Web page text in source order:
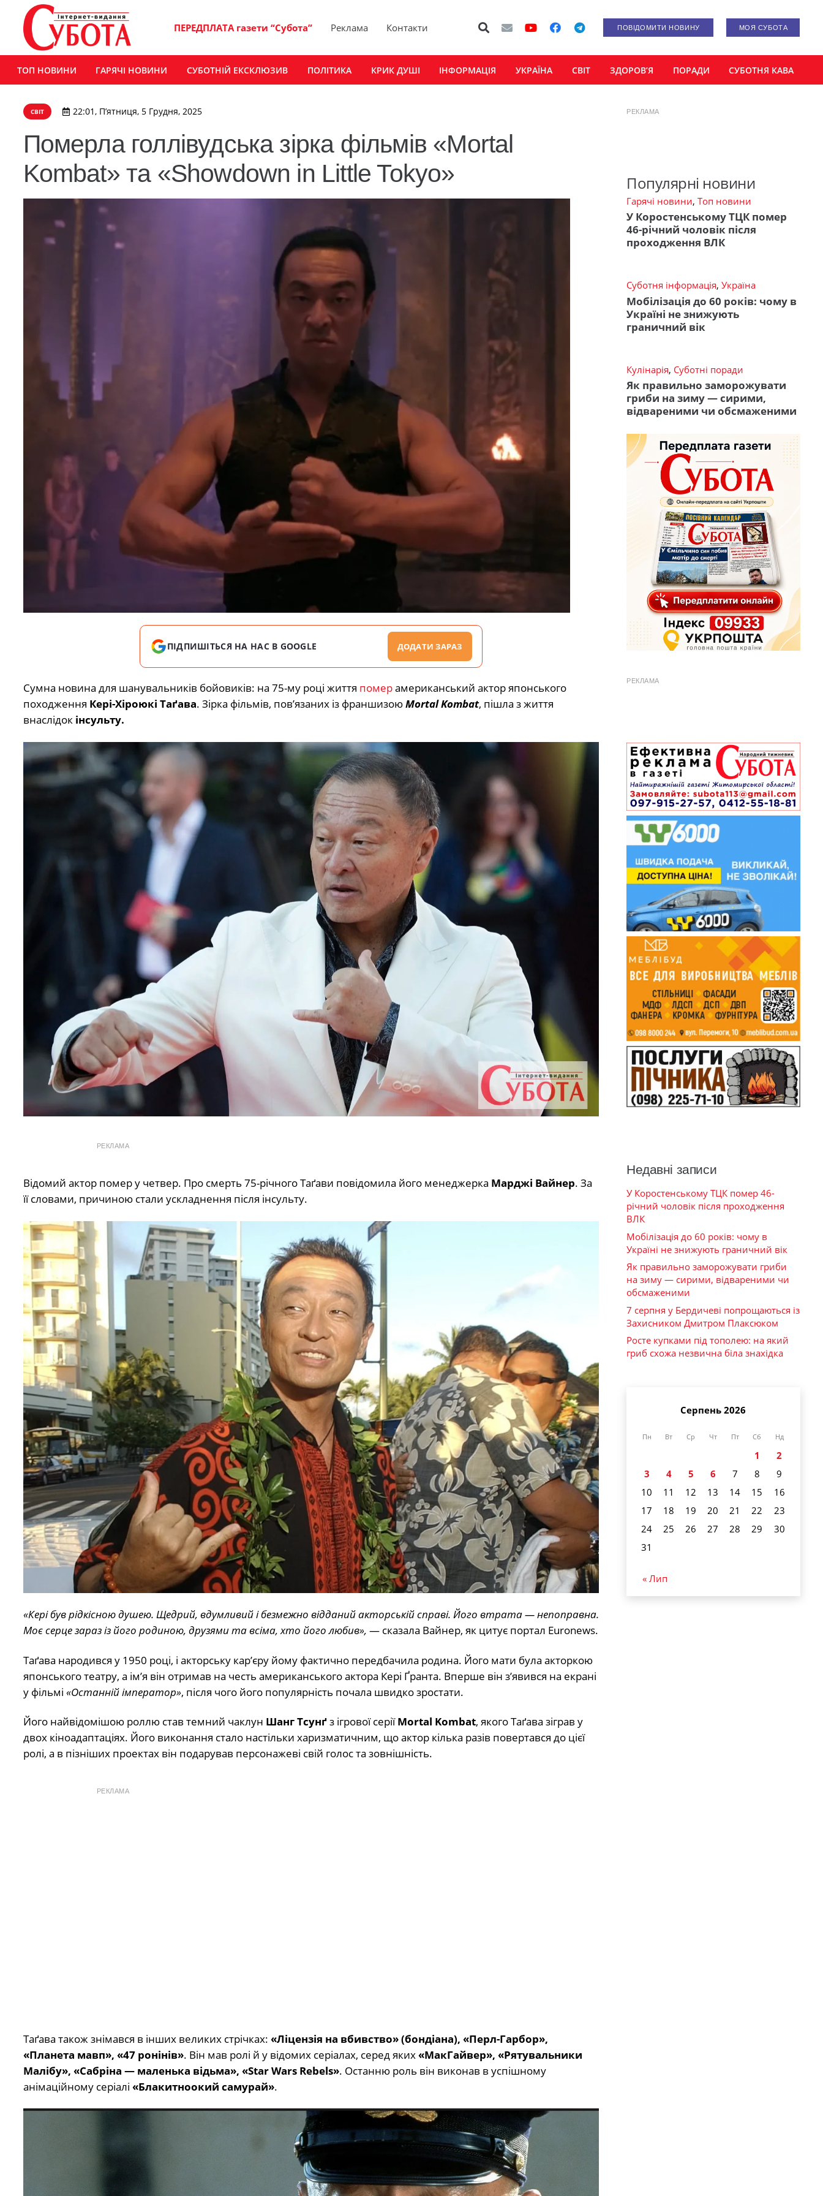
ПЕРЕДПЛАТА газети “Субота” Реклама Контакти ПОВІДОМИТИ НОВИНУ МОЯ СУБОТА
ТОП НОВИНИ ГАРЯЧІ НОВИНИ СУБОТНІЙ ЕКСКЛЮЗИВ ПОЛІТИКА КРИК ДУШІ ІНФОРМАЦІЯ УКРАЇНА СВІТ ЗДОРОВ’Я ПОРАДИ СУБОТНЯ КАВА
СВІТ 22:01, П’ятниця, 5 Грудня, 2025
Померла голлівудська зірка фільмів «Mortal
Kombat» та «Showdown in Little Tokyo»
ПІДПИШІТЬСЯ НА НАС В GOOGLE ДОДАТИ ЗАРАЗ
Сумна новина для шанувальників бойовиків: на 75-му році життя померамериканський актор японського
походження Кері-Хіроюкі Таґава. Зірка фільмів, пов’язаних із франшизоюMortal Kombat, пішла з життя
внаслідок інсульту.
РЕКЛАМА
Відомий актор помер у четвер. Про смерть 75-річного Таґави повідомила його менеджерка Марджі Вайнер. За
її словами, причиною стали ускладнення після інсульту.
«Кері був рідкісною душею. Щедрий, вдумливий і безмежно відданий акторській справі. Його втрата — непоправна.
Моє серце зараз із його родиною, друзями та всіма, хто його любив», — сказала Вайнер, як цитує портал Euronews.
Таґава народився у 1950 році, і акторську кар’єру йому фактично передбачила родина. Його мати була акторкою
японського театру, а ім’я він отримав на честь американського актора Кері Ґранта. Вперше він з’явився на екрані
у фільмі «Останній імператор», після чого його популярність почала швидко зростати.
Його найвідомішою роллю став темний чаклун Шанг Тсунґз ігрової серіїMortal Kombat, якого Таґава зіграв у
двох кіноадаптаціях. Його виконання стало настільки харизматичним, що актор кілька разів повертався до цієї
ролі, а в пізніших проектах він подарував персонажеві свій голос та зовнішність.
РЕКЛАМА
Таґава також знімався в інших великих стрічках: «Ліцензія на вбивство» (бондіана), «Перл-Гарбор»,
«Планета мавп», «47 ронінів». Він мав ролі й у відомих серіалах, серед яких«МакГайвер», «Рятувальники
Малібу», «Сабріна — маленька відьма», «Star Wars Rebels». Останню роль він виконав в успішному
анімаційному серіалі «Блакитноокий самурай».
РЕКЛАМА
Популярні новини
Гарячі новини, Топ новини
У Коростенському ТЦК помер
46-річний чоловік після
проходження ВЛК
Суботня інформація, Україна
Мобілізація до 60 років: чому в
Україні не знижують
граничний вік
Кулінарія, Суботні поради
Як правильно заморожувати
гриби на зиму — сирими,
відвареними чи обсмаженими
РЕКЛАМА
Недавні записи
У Коростенському ТЦК помер 46-
річний чоловік після проходження
ВЛК
Мобілізація до 60 років: чому в
Україні не знижують граничний вік
Як правильно заморожувати гриби
на зиму — сирими, відвареними чи
обсмаженими
7 серпня у Бердичеві попрощаються із
Захисником Дмитром Плаксюком
Росте купками під тополею: на який
гриб схожа незвична біла знахідка
Серпень 2026
Пн Вт Ср Чт Пт Сб Нд
1
2
3
4 5 6 7 8
9
10
11 12 13 14 15
16
17
18 19 20 21 22
23
24
25 26 27 28 29
30
31
« Лип